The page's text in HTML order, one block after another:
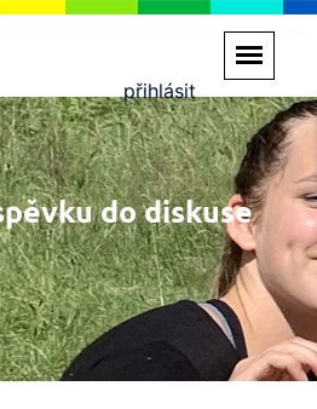
přihlásit
do diskuse